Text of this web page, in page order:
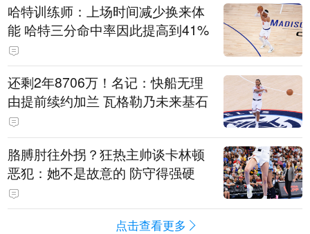
哈特训练师：上场时间减少换来体
能 哈特三分命中率因此提高到41%
还剩2年8706万！名记：快船无理
由提前续约加兰 瓦格勒乃未来基石
胳膊肘往外拐？狂热主帅谈卡林顿
恶犯：她不是故意的 防守得强硬
点击查看更多